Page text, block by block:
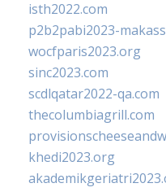
isth2022.com
p2b2pabi2023-
wocfparis2023.org
sinc2023.com
scdlqatar2022-qa.com
thecolumbiagrill.com
khedi2023.org